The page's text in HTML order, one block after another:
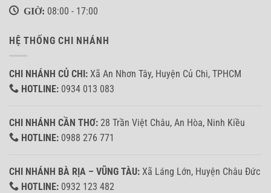
GIỜ: 08:00 - 17:00
HỆ THỐNG CHI NHÁNH
CHI NHÁNH CỦ CHI: Xã An Nhơn Tây, Huyện Củ Chi, TPHCM
HOTLINE: 0934 013 083
CHI NHÁNH CẦN THƠ: 28 Trần Việt Châu, An Hòa, Ninh Kiều
HOTLINE: 0988 276 771
CHI NHÁNH BÀ RỊA – VŨNG TÀU: Xã Láng Lớn, Huyện Châu Đức
HOTLINE: 0932 123 482